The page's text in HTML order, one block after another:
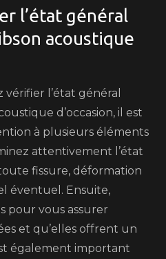
l’état général
acoustique
l’état général
d’occasion, il est
à plusieurs éléments
attentivement l’état
fissure, déformation
éventuel. Ensuite,
pour vous assurer
et qu’elles offrent un
également important